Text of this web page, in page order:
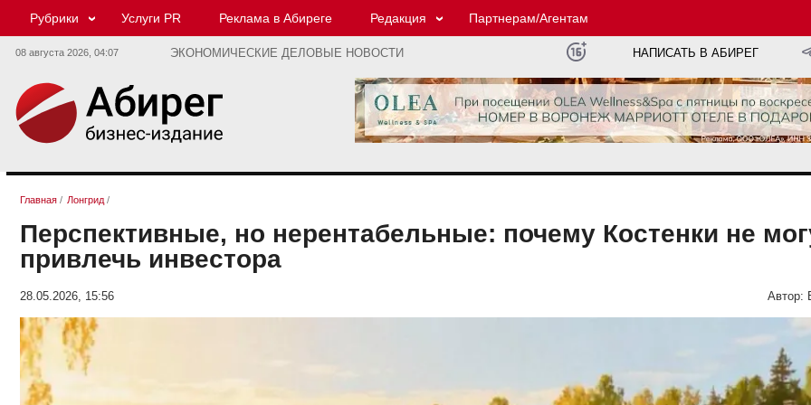
Рубрики Услуги PR Реклама в Абиреге Редакция Партнерам/Агентам
08 августа 2026, 04:07 ЭКОНОМИЧЕСКИЕ ДЕЛОВЫЕ НОВОСТИ НАПИСАТЬ В АБИРЕГ
Главная / Лонгрид /
Перспективные, но нерентабельные: почему Костенки не
привлечь инвестора
28.05.2026, 15:56 Автор: